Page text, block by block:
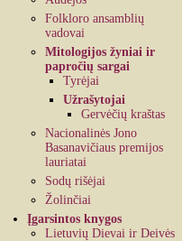
Folkloro ansamblių
vadovai
Mitologijos žyniai ir
papročių sargai
Tyrėjai
Užrašytojai
Gervėčių kraštas
Nacionalinės Jono
Basanavičiaus premijos
lauriatai
Sodų rišėjai
Žolinčiai
Įgarsintos knygos
Lietuvių Dievai ir Deivės